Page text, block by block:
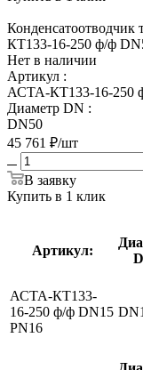
КТ133-16-250 ф/ф
Нет в наличии
Артикул :
АСТА-КТ133-16-250
Диаметр DN :
DN50
45 761 ₽/шт
В заявку
Купить в 1 клик
Артикул:
АСТА-КТ133-
16-250 ф/ф DN15
PN16